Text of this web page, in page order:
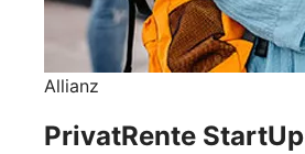
Allianz
PrivatRente StartUp